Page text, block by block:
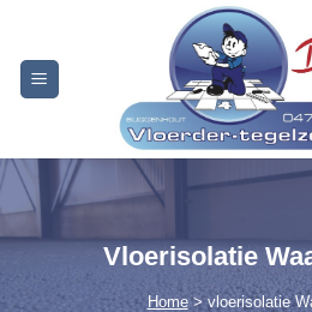
content
Vloerisolatie
Home> vloerisolatie